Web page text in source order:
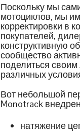
Поскольку мы
мотоциклов, мы
корректировки в
покупателей,
конструктивную
сообщество
поделиться
различных
Вот небольшой
Monotrack
натяжение